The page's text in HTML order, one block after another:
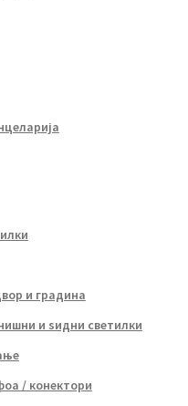
и градина
и ѕидни светилки
/ конектори